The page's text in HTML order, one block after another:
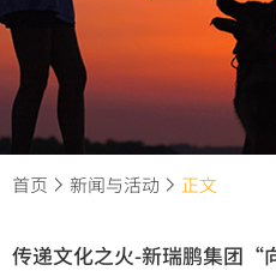
首页 新闻与活动 正文
传递文化之火-新瑞鹏集团“